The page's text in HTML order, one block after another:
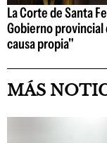
La Corte de Santa
Gobierno
causa propia"
MÁS